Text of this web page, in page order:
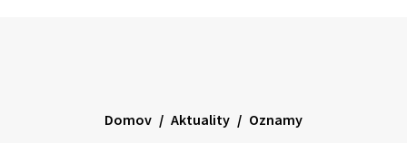
Domov Aktuality Oznamy